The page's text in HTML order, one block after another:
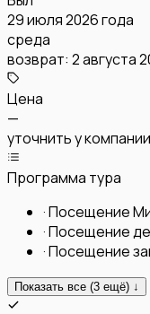
29 июля 2026 года
среда
возврат: 2 августа
Цена
—
уточнить у компании
Программа тура
·Посещение
·Посещение
·Посещение
Показать все (3 ещё) ↓